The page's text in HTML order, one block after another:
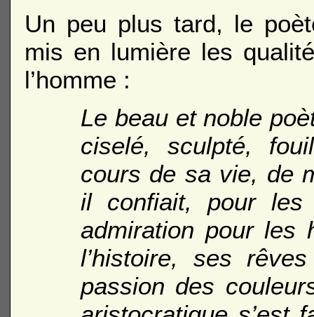
Un peu plus tard, le
mis en lumière les
l’homme :
Le beau et noble
ciselé, sculpté,
cours de sa vie, de
il confiait, pour les
admiration pour les
l’histoire, ses
passion des